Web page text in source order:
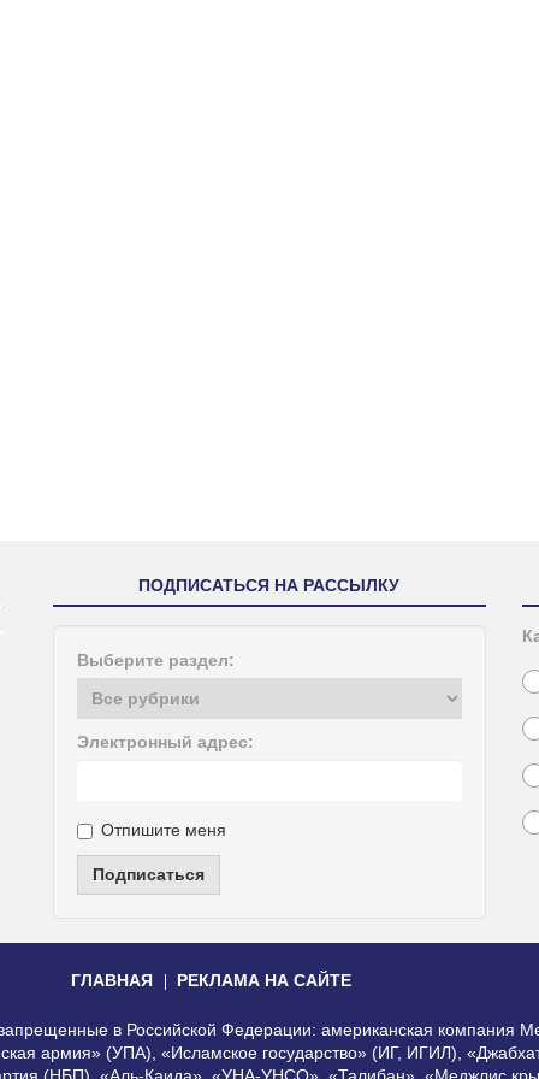
ПОДПИСАТЬСЯ НА РАССЫЛКУ
Выберите раздел:
Электронный адрес:
Отпишите меня
Подписаться
ГЛАВНАЯ РЕКЛАМА НА САЙТЕ
запрещенные в Российской Федерации: американская компания
армия» (УПА), «Исламское государство» (ИГ, ИГИЛ),
(НБП), «Аль-Каида», «УНА-УНСО», «Талибан», «Меджлис